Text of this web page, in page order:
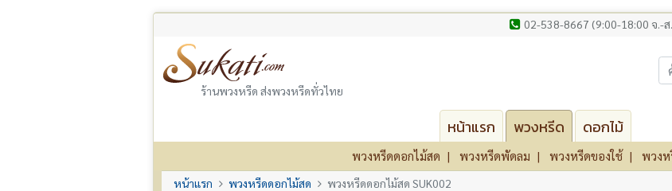
02-538-8667 (9:00-18:00 จ.-ส
ร้านพวงหรีด ส่งพวงหรีดทั่วไทย
หน้าแรก พวงหรีด ดอกไม้
พวงหรีดดอกไม้สด พวงหรีดพัดลม พวงหรีดของใช้ พวง
หน้าแรก พวงหรีดดอกไม้สด พวงหรีดดอกไม้สด SUK002